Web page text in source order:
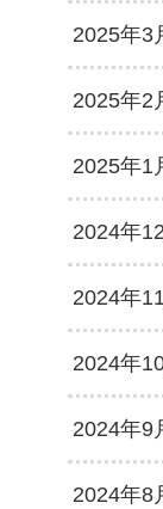
2025年3
2025年2
2025年1
2024年
2024年
2024年
2024年9
2024年8